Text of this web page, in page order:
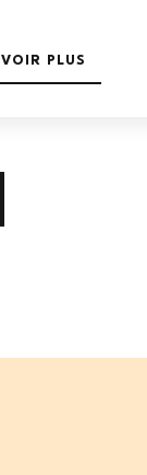
VOIR PLUS